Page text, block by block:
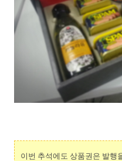
이번 추석에도 상품권은 발행